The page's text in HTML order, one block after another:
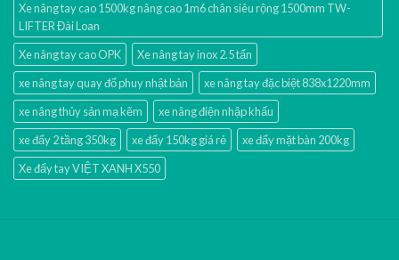
Xe nâng tay cao 1500kg nâng cao 1m6 chân siêu rộng 1500mm TW-
LIFTER Đài Loan
Xe nâng tay cao OPK
Xe nâng tay inox 2.5 tấn
xe nâng tay quay đổ phuy nhật bản
xe nâng tay đặc biệt 838x1220mm
xe nâng thủy sản mạ kẽm
xe nâng điện nhập khấu
xe đẩy 2 tầng 350kg
xe đẩy 150kg giá rẻ
xe đẩy mặt bàn 200kg
Xe đẩy tay VIỆT XANH X550